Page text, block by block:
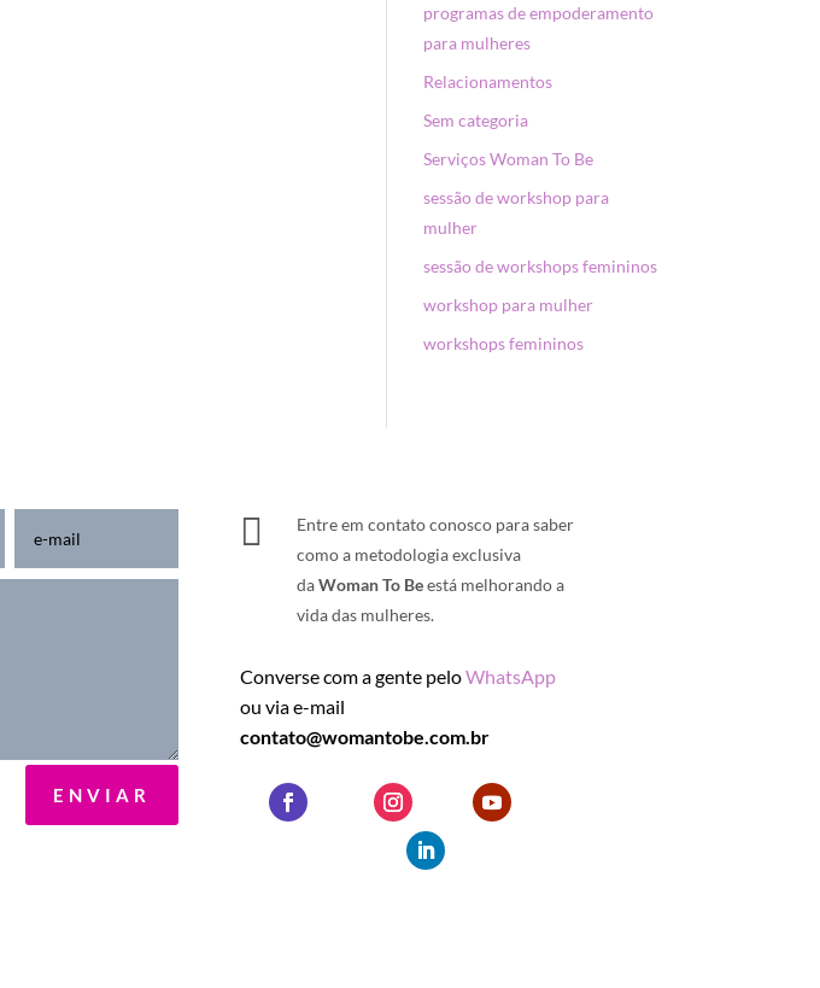
programas de empoderamento
para mulheres
Relacionamentos
Sem categoria
Serviços Woman To Be
sessão de workshop para
mulher
sessão de workshops femininos
workshop para mulher
workshops femininos
ENVIAR

Entre em contato conosco para saber
como a metodologia exclusiva
daWoman To Beestá melhorando a
vida das mulheres.
Converse com a gente peloWhatsApp
ou via e-mail
contato@womantobe.com.br